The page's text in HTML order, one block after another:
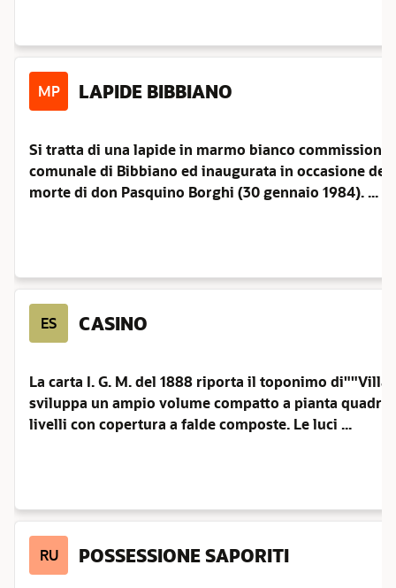
MP LAPIDE BIBBIANO
Si tratta di una lapide in marmo bianco
comunale di Bibbiano ed inaugurata in occasione del
morte di don Pasquino Borghi (30 gennaio 1984). ...
ES CASINO
La carta I. G. M. del 1888 riporta il toponimo di""Villa
sviluppa un ampio volume compatto a pianta
livelli con copertura a falde composte. Le luci ...
RU POSSESSIONE SAPORITI